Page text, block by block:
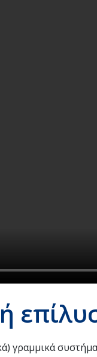
γραμμικά